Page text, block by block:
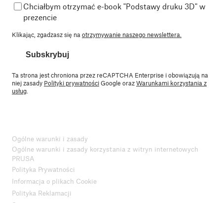
Chciałbym otrzymać e-book "Podstawy druku 3D" w
prezencie
Klikając, zgadzasz się naotrzymywanie naszego newslettera.
Subskrybuj
Ta strona jest chroniona przez reCAPTCHA Enterprise i obowiązują na
niej zasady Polityki prywatnościGoogle orazWarunkami korzystania z
usług.
Ogólne warunki i zasady
Ogólne warunki i zasady korzystania z witryn internetowych
PRUSA
Polityka Prywatności
Informacja o plikach Cookie
Polityka Reklamacji